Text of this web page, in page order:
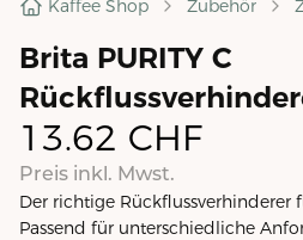
Kaffee Shop Zubehör
Brita PURITY C
13.62 CHF
Preis inkl. Mwst.
Der richtige Rückflussverhinderer
Passend für unterschiedliche